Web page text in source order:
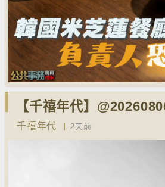
【千禧年代】
千禧年代 2天前